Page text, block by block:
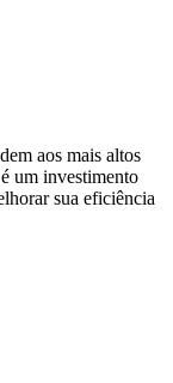
aos mais altos
é um investimento
sua eficiência